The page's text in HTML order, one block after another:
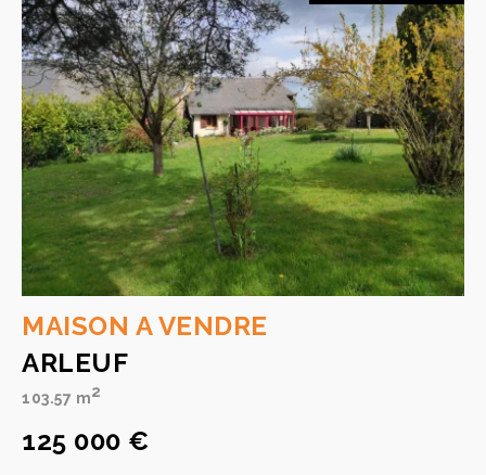
MAISON A VENDRE
ARLEUF
103.57 m2
125 000 €